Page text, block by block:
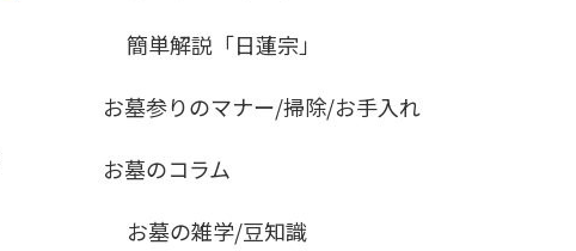
簡単解説「日蓮宗」
お墓参りのマナー/掃除/お手入れ
お墓のコラム
お墓の雑学/豆知識